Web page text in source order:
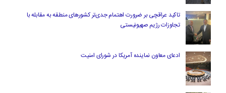
تاکید عراقچی بر ضرورت اهتمام جدی‌تر کشورهای منطقه به مقابله با
تجاوزات رژیم صهیونیستی
ادعای معاون نماینده آمریکا در شورای امنیت